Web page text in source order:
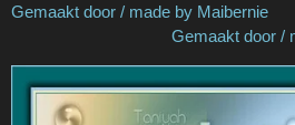
Gemaakt door /
Gemaakt door / made